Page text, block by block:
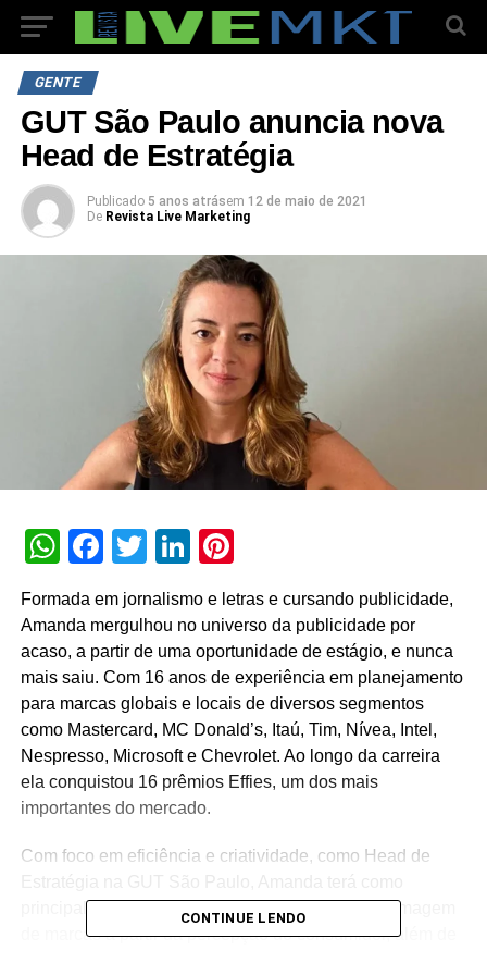
GENTE
GUT São Paulo anuncia nova
Head de Estratégia
Publicado 5 anos atrásem 12 de maio de 2021
De Revista Live Marketing
WhatsApp
Facebook
TwitterLinkedIn
Formada em jornalismo e letras e cursando publicidade,
Amanda mergulhou no universo da publicidade por
acaso, a partir de uma oportunidade de estágio, e nunca
mais saiu. Com 16 anos de experiência em planejamento
para marcas globais e locais de diversos segmentos
como Mastercard, MC Donald’s, Itaú, Tim, Nívea, Intel,
Nespresso, Microsoft e Chevrolet. Ao longo da carreira
ela conquistou 16 prêmios Effies, um dos mais
importantes do mercado.
Com foco em eficiência e criatividade, como Head de
principal desafio colaborar com a construção de imagem
de marcas a partir da percepção do consumidor, além de
CONTINUE LENDO